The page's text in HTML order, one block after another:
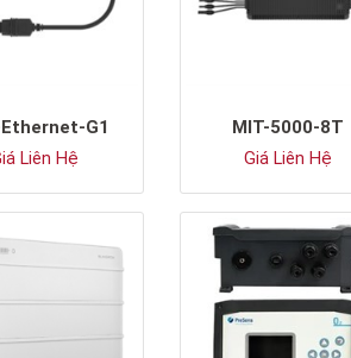
G1
Liên Hệ
MIT-5000-8T
Giá Liên Hệ